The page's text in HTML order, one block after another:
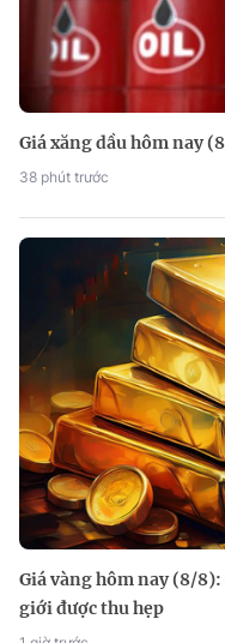
Giá xăng dầu hôm nay
38 phút trước
Giá vàng hôm nay (8/
giới được thu hẹp